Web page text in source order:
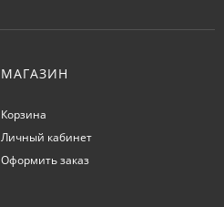
МАГАЗИН
Корзина
Личный кабинет
Оформить заказ